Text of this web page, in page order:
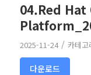
04.Red
2025-11-24 / 카테고
다운로드